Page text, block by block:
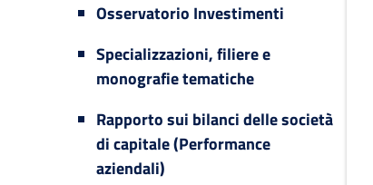
Osservatorio Investimenti
Specializzazioni, filiere e
monografie tematiche
Rapporto sui bilanci delle società
di capitale (Performance
aziendali)